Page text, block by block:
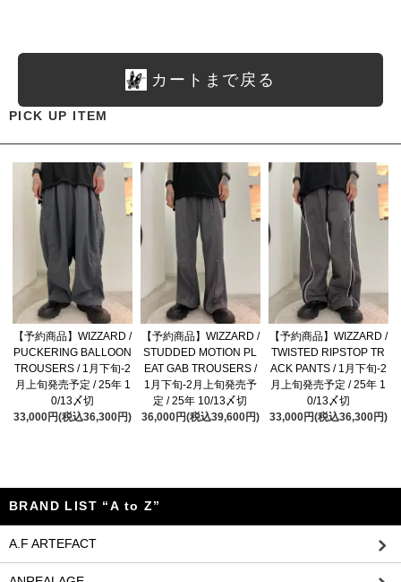
カートまで戻る
PICK UP ITEM
【予約商品】WIZZARD /
PUCKERING BALLOON
TROUSERS / 1月下旬-2
月上旬発売予定 / 25年 1
0/13〆切
33,000円(税込36,300円)
【予約商品】WIZZARD /
STUDDED MOTION PL
EAT GAB TROUSERS /
1月下旬-2月上旬発売予
定 / 25年 10/13〆切
36,000円(税込39,600円)
【予約商品】WIZZARD /
TWISTED RIPSTOP TR
ACK PANTS / 1月下旬-2
月上旬発売予定 / 25年 1
0/13〆切
33,000円(税込36,300円)
BRAND LIST “A to Z”
A.F ARTEFACT